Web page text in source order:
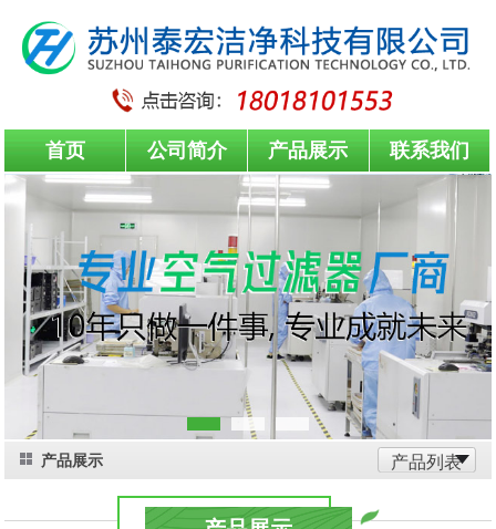
首页 公司简介 产品展示 联系我们
产品展示 产品列表